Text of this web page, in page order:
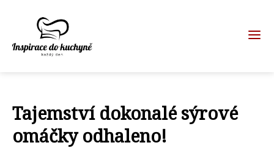
Tajemství dokonalé sýrové
omáčky odhaleno!